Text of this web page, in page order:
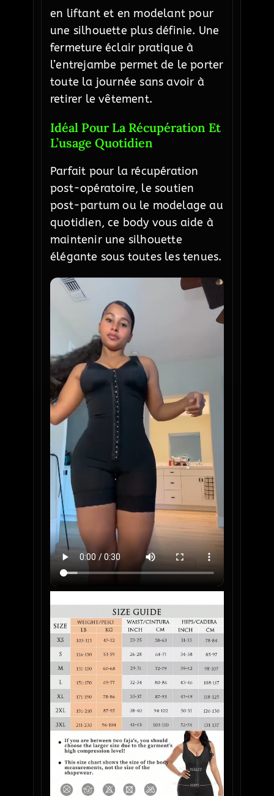
en liftant et en modelant pour
une silhouette plus définie. Une
fermeture éclair pratique à
l’entrejambe permet de le porter
toute la journée sans avoir à
retirer le vêtement.
Idéal Pour La Récupération Et
L’usage Quotidien
Parfait pour la récupération
post-opératoire, le soutien
post-partum ou le modelage au
quotidien, ce body vous aide à
maintenir une silhouette
élégante sous toutes les tenues.